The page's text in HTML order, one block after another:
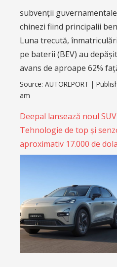
subvenții
chinezi fiind principalii
Luna trecută,
pe baterii (BEV) au
avans de aproape 62%
Source: AUTOREPORT |
am
Deepal lansează noul
Tehnologie de top și
aproximativ 17.000 de